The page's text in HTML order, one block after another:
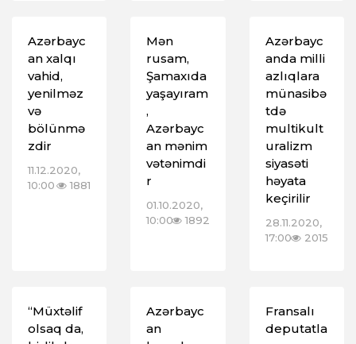
Azərbayc
an xalqı
vahid,
yenilməz
və
bölünmə
zdir
11.12.2020,
10:00
1881
Mən
rusam,
Şamaxıda
yaşayıram
,
Azərbayc
an mənim
vətənimdi
r
01.10.2020,
10:00
1892
Azərbayc
anda milli
azlıqlara
münasibə
tdə
multikult
uralizm
siyasəti
həyata
keçirilir
28.11.2020,
17:00
2015
“Müxtəlif
olsaq da,
Azərbayc
an
Fransalı
deputatla